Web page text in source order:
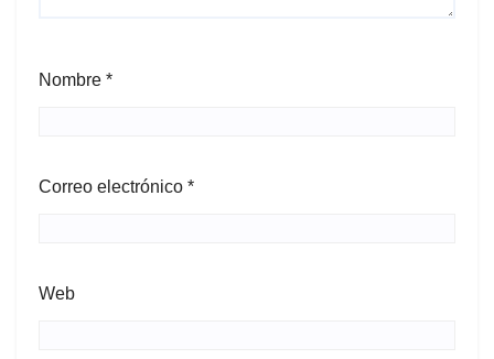
Nombre *
Correo electrónico *
Web